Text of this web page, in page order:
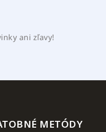
ani zľavy!
METÓDY